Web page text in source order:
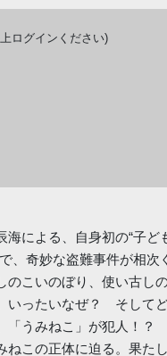
ログインください)
による、自身初の“子ど
、奇妙な盗難事件が相次
のこいのぼり、使い古し
いったいなぜ？ そして
「うみねこ」が犯人！？
ねこの正体に迫る。果た